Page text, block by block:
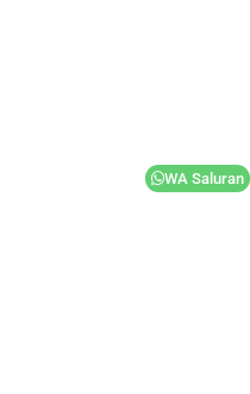
WA Saluran